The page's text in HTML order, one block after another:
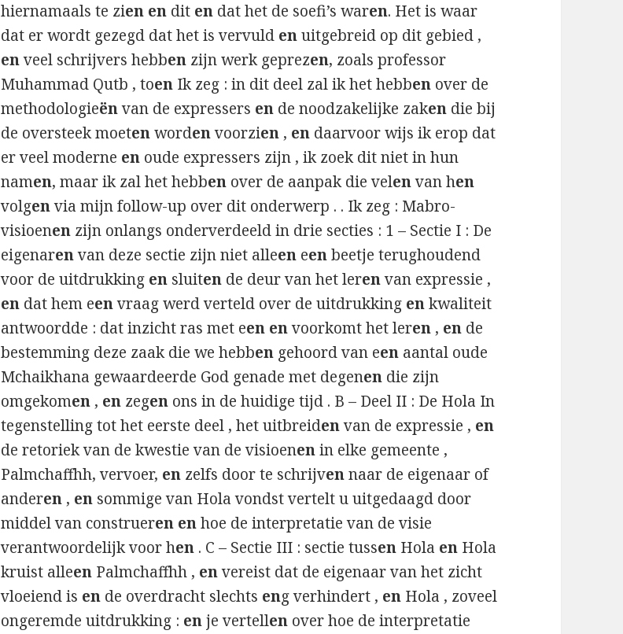
hiernamaals te zien en dit en dat het de soefi’s waren. Het is waar
dat er wordt gezegd dat het is vervuld enuitgebreid op dit gebied ,
enveel schrijvers hebben zijn werk geprezen, zoals professor
Muhammad Qutb , toen Ik zeg : in dit deel zal ik het hebben over de
methodologieënvan de expressers en de noodzakelijke zaken die bij
de oversteek moetenwordenvoorzien , en daarvoor wijs ik erop dat
er veel moderne en oude expressers zijn , ik zoek dit niet in hun
namen, maar ik zal het hebben over de aanpak die velenvan hen
volgenvia mijn follow-up over dit onderwerp . . Ik zeg : Mabro-
visioenen zijn onlangs onderverdeeld in drie secties : 1 – Sectie I : De
eigenarenvan deze sectie zijn niet alleen eenbeetje terughoudend
voor de uitdrukking en sluiten de deur van het lerenvan expressie ,
en dat hem eenvraag werd verteld over de uitdrukking enkwaliteit
antwoordde : dat inzicht ras met een envoorkomt het leren , en de
bestemming deze zaak die we hebben gehoord van een aantal oude
Mchaikhana gewaardeerde God genade met degenen die zijn
omgekomen , en zegen ons in de huidige tijd . B – Deel II : De Hola In
tegenstelling tot het eerste deel , het uitbreidenvan de expressie , en
de retoriek van de kwestie van de visioenenin elke gemeente ,
Palmchaffhh, vervoer, en zelfs door te schrijvennaar de eigenaar of
anderen , en sommige van Hola vondst vertelt u uitgedaagd door
middel van construeren enhoe de interpretatie van de visie
verantwoordelijk voor hen . C – Sectie III : sectie tussen Hola en Hola
kruist alleen Palmchaffhh , envereist dat de eigenaar van het zicht
vloeiend is en de overdracht slechts eng verhindert , en Hola , zoveel
ongeremde uitdrukking : enje vertellen over hoe de interpretatie